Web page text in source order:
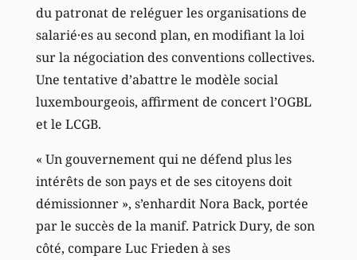
du patronat de reléguer les organisations de
salarié·es au second plan, en modifiant la loi
sur la négociation des conventions collectives.
Une tentative d’abattre le modèle social
luxembourgeois, affirment de concert l’OGBL
et le LCGB.
« Un gouvernement qui ne défend plus les
intérêts de son pays et de ses citoyens doit
démissionner », s’enhardit Nora Back, portée
par le succès de la manif. Patrick Dury, de son
côté, compare Luc Frieden à ses